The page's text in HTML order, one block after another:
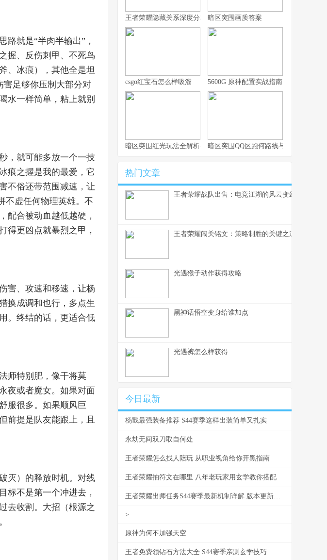
就是“半肉半输出”，
握、反伤刺甲、不死鸟
、冰痕），其他全是坦
害足够你压制大部分对
水一样简单，粘上就别
，就可能多放一个一技
痕之握是我的最爱，它
不俗还带范围减速，让
不虚任何物理英雄。不
配合被动血越低越硬，
得更凶点就暴烈之甲，
害、攻速和移速，让杨
换成调和也行，多点生
。终结的话，更适合低
师特别肥，像干将莫
夜或者魔女。如果对面
服很多。如果顺风巨
前提是队友能跟上，且
灭）的释放时机。对线
标不是第一个冲进去，
去收割。大招（根源之
王者荣耀隐藏关系深度分析，你的游戏人生不愿被谁知晓
暗区突围画质答案
csgo红宝石怎么样吸溜 5600G 原神配置实战指南
暗区突围红光玩法全解析与实战思路暗区突围QQ区跑何路线与思路解析
热门文章
王者荣耀战队出售：电竞江湖的风云变幻，一个资
王者荣耀闯关铭文：策略制胜的关键之道
光遇猴子动作获得攻略
黑神话悟空变身给谁加点
光遇裤怎么样获得
今日最新
杨戬最强装备推荐 S44赛季这样出装简单又扎实
永劫无间双刀取自何处
王者荣耀怎么找人陪玩 从职业视角给你开黑指南
王者荣耀抽符文在哪里 八年老玩家用玄学教你搭配
王者荣耀出师任务S44赛季最新机制详解 版本更新解析
>
原神为何不加强天空
王者免费领钻石方法大全 S44赛季亲测玄学技巧